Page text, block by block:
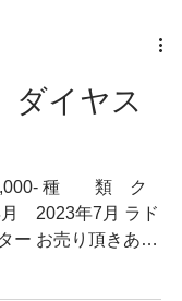
イヤス
2023年7月 ラド